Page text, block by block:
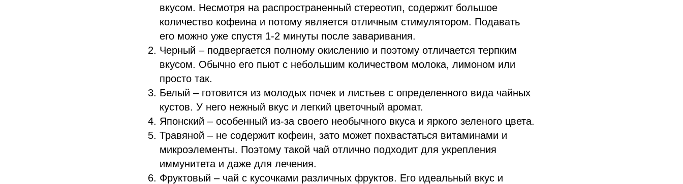
вкусом. Несмотря на распространенный стереотип, содержит большое
количество кофеина и потому является отличным стимулятором. Подавать
его можно уже спустя 1-2 минуты после заваривания.
Черный – подвергается полному окислению и поэтому отличается терпким
вкусом. Обычно его пьют с небольшим количеством молока, лимоном или
просто так.
Белый – готовится из молодых почек и листьев с определенного вида чайных
кустов. У него нежный вкус и легкий цветочный аромат.
Японский – особенный из-за своего необычного вкуса и яркого зеленого цвета.
Травяной – не содержит кофеин, зато может похвастаться витаминами и
микроэлементы. Поэтому такой чай отлично подходит для укрепления
иммунитета и даже для лечения.
Фруктовый – чай с кусочками различных фруктов. Его идеальный вкус и